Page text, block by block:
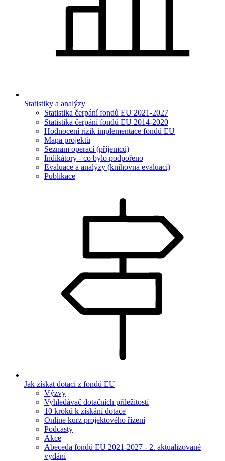
Statistiky a analýzy
Statistika čerpání fondů EU 2021-2027
Statistika čerpání fondů EU 2014-2020
Hodnocení rizik implementace fondů EU
Mapa projektů
Seznam operací (příjemců)
Indikátory - co bylo podpořeno
Evaluace a analýzy (knihovna evaluací)
Publikace
Jak získat dotaci z fondů EU
Výzvy
Vyhledávač dotačních příležitostí
10 kroků k získání dotace
Online kurz projektového řízení
Podcasty
Akce
Abeceda fondů EU 2021-2027 - 2. aktualizované
vydání